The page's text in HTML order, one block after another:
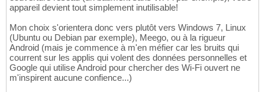
appareil devient tout simplement inutilisable!
Mon choix s'orientera donc vers plutôt vers Windows 7, Linux
(Ubuntu ou Debian par exemple), Meego, ou à la rigueur
Android (mais je commence à m'en méfier car les bruits qui
courrent sur les applis qui volent des données personnelles et
Google qui utilise Android pour chercher des Wi-Fi ouvert ne
m'inspirent aucune confience...)